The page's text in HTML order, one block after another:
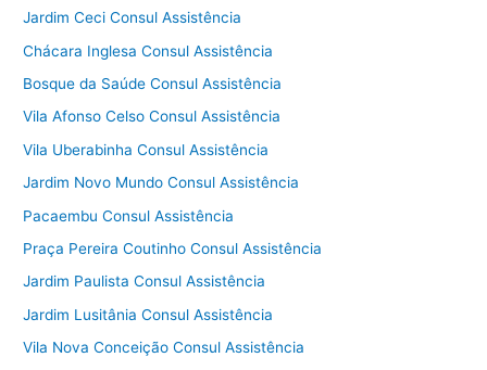
Jardim Ceci Consul Assistência
Chácara Inglesa Consul Assistência
Bosque da Saúde Consul Assistência
Vila Afonso Celso Consul Assistência
Vila Uberabinha Consul Assistência
Jardim Novo Mundo Consul Assistência
Pacaembu Consul Assistência
Praça Pereira Coutinho Consul Assistência
Jardim Paulista Consul Assistência
Jardim Lusitânia Consul Assistência
Vila Nova Conceição Consul Assistência